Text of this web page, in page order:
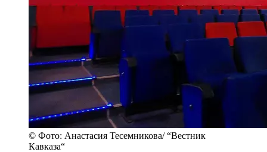
© Фото: Анастасия Тесемникова/ “Вестник
Кавказа“